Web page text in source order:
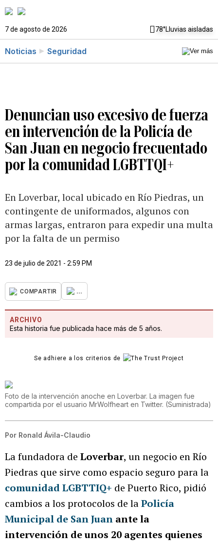
7 de agosto de 2026 78°Lluvias aisladas
Noticias Seguridad
Denuncian uso excesivo de fuerza
en intervención de la Policía de
San Juan en negocio frecuentado
por la comunidad LGBTTQI+
En Loverbar, local ubicado en Río Piedras, un
contingente de uniformados, algunos con
armas largas, entraron para expedir una multa
por la falta de un permiso
23 de julio de 2021 - 2:59 PM
COMPARTIR ...
ARCHIVO
Esta historia fue publicada hace más de 5 años.
Se adhiere a los criterios de
Foto de la intervención anoche en Loverbar. La imagen fue
compartida por el usuario MrWolfheart en Twitter. (Suministrada)
Por Ronald Ávila-Claudio
La fundadora de Loverbar, un negocio en Río
Piedras que sirve como espacio seguro para la
comunidad LGBTTIQ+ de Puerto Rico, pidió
cambios a los protocolos de laPolicía
Municipal de San Juan ante la
intervención de unos 20 agentes quienes